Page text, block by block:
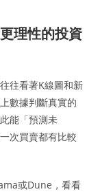
理性的投資
往看著K線圖和新
數據判斷真實的
能「預測未
次買賣都有比較
或Dune，看看